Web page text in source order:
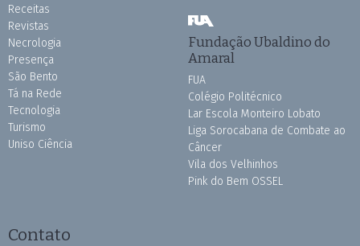
Receitas
Revistas
Necrologia
Presença
São Bento
Tá na Rede
Tecnologia
Turismo
Uniso Ciência
Fundação Ubaldino do
Amaral
FUA
Colégio Politécnico
Lar Escola Monteiro Lobato
Liga Sorocabana de Combate ao
Câncer
Vila dos Velhinhos
Pink do Bem OSSEL
Contato